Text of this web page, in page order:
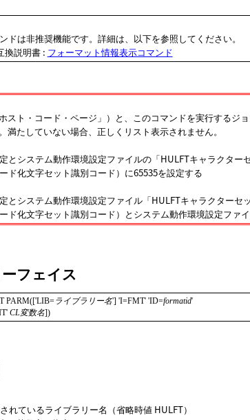
ドは非推奨機能です。詳細は、以下を参照してください。
換説明書: フォーマット情報表示コマンド
スト・コード・ページ」）と、このコマンドを実行するジ
満たしていない場合、正しくリスト表示されません。
とシステム動作環境設定ファイルの
HULFTキャラクター
ド化文字セット識別コード）に65535を設定する
とシステム動作環境設定ファイル
HULFTキャラクターセ
ド化文字セット識別コード）とシステム動作環境設定ファ
フェイス
PARM(['LIB=ライブラリー名'] 'I=FMT' 'ID=formatid'
CL変数名])
れているライブラリー名（省略時値 HULFT）